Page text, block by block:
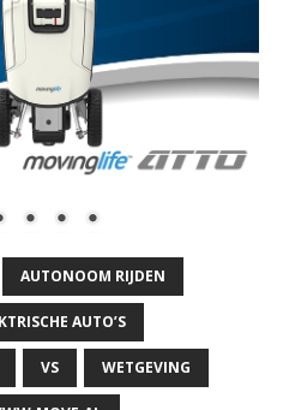
AUTONOOM RIJDEN
AUTO’S
VS WETGEVING